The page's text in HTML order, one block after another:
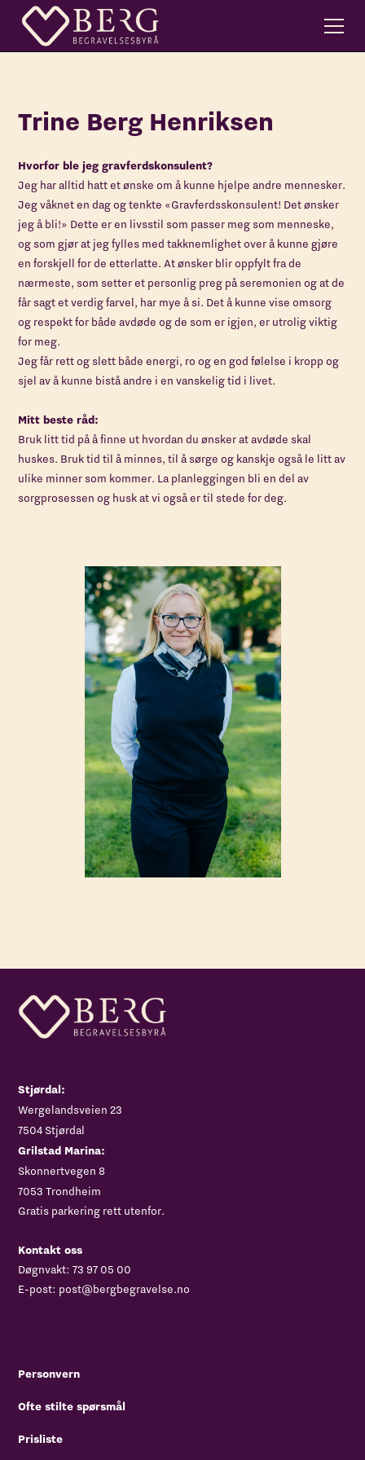
Trine Berg Henriksen
Hvorfor ble jeg gravferdskonsulent?
Jeg har alltid hatt et ønske om å kunne hjelpe andre mennesker.
Jeg våknet en dag og tenkte «Gravferdsskonsulent! Det ønsker
jeg å bli!» Dette er en livsstil som passer meg som menneske,
og som gjør at jeg fylles med takknemlighet over å kunne gjøre
en forskjell for de etterlatte. At ønsker blir oppfylt fra de
nærmeste, som setter et personlig preg på seremonien og at de
får sagt et verdig farvel, har mye å si. Det å kunne vise omsorg
og respekt for både avdøde og de som er igjen, er utrolig viktig
for meg.
Jeg får rett og slett både energi, ro og en god følelse i kropp og
sjel av å kunne bistå andre i en vanskelig tid i livet.
Mitt beste råd:
Bruk litt tid på å finne ut hvordan du ønsker at avdøde skal
huskes. Bruk tid til å minnes, til å sørge og kanskje også le litt av
ulike minner som kommer. La planleggingen bli en del av
sorgprosessen og husk at vi også er til stede for deg.
Stjørdal:
‍Wergelandsveien 23
7504 Stjørdal
Grilstad Marina:
Skonnertvegen 8
7053 Trondheim
Gratis parkering rett utenfor.
Kontakt oss
Døgnvakt:73 97 05 00
E-post: post@bergbegravelse.no
Personvern
Ofte stilte spørsmål
Prisliste